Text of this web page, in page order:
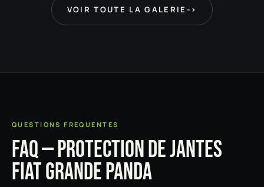
VOIR TOUTE LA GALERIE ->
QUESTIONS FREQUENTES
FAQ — PROTECTION DE JANTES
FIAT GRANDE PANDA